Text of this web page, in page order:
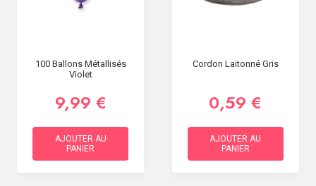
100 Ballons Métallisés
Violet
9,99 €
AJOUTER AU
PANIER
Cordon Laitonné Gris
0,59 €
AJOUTER AU
PANIER